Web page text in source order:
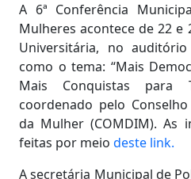
A 6ª Conferência
Mulheres acontece de 22 e
Universitária, no
como o tema: “Mais
Mais Conquistas para
coordenado pelo
da Mulher (COMDIM). As
feitas por meio deste link.
A secretária Municipal de